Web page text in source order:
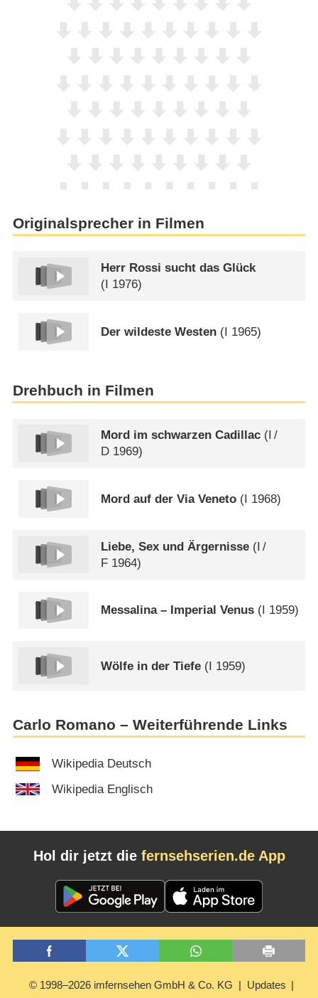
Originalsprecher in Filmen
Herr Rossi sucht das Glück
( 1976)
Der wildeste Westen (I 1965)
Drehbuch in Filmen
Mord im schwarzen Cadillac ( /
D 1969)
Mord auf der Via Veneto (I 1968)
Liebe, Sex und Ärgernisse (I /
F 1964)
Messalina – Imperial Venus ( 1959)
Wölfe in der Tiefe (I 1959)
Carlo Romano – Weiterführende Links
Wikipedia Deutsch
Wikipedia Englisch
Hol dir jetzt die fernsehserien.de App
© 1998–2026 imfernsehen GmbH & Co. KG Updates